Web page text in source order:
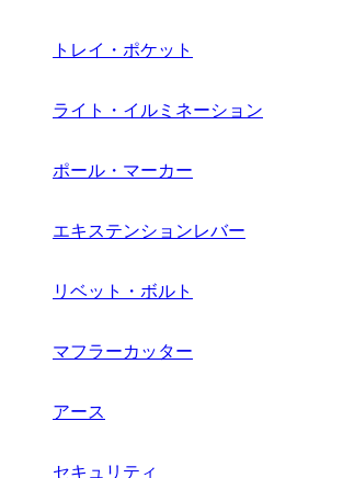
トレイ・ポケット
ライト・イルミネーション
ポール・マーカー
エキステンションレバー
リベット・ボルト
マフラーカッター
アース
セキュリティ